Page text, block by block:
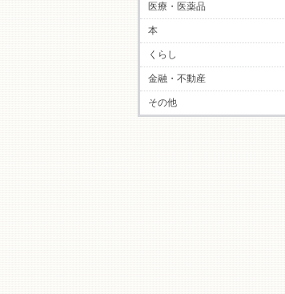
医療・医薬品
本
くらし
金融・不動産
その他